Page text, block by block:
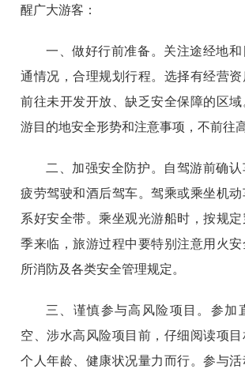
醒广大游客：
一、做好行前准备。关注途经地
通情况，合理规划行程。选择有经营
前往未开发开放、缺乏安全保障的区
游目的地安全形势和注意事项，不前往
二、加强安全防护。自驾游前确
疲劳驾驶和酒后驾车。驾乘或乘坐机
系好安全带。乘坐观光游船时，按规
季来临，旅游过程中要特别注意用火
所消防及各类安全管理规定。
三、谨慎参与高风险项目。参加
空、涉水高风险项目前，仔细阅读项
个人年龄、健康状况量力而行。参与活